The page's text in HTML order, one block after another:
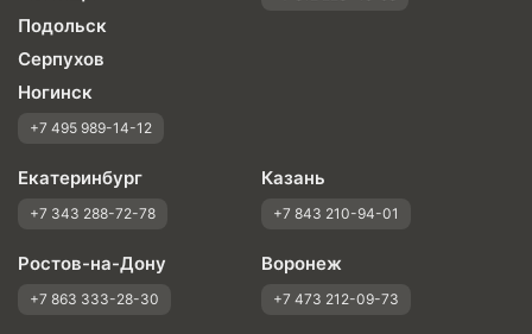
Подольск
Серпухов
Ногинск
+7 495 989-14-12
Екатеринбург
+7 343 288-72-78
Казань
+7 843 210-94-01
Ростов-на-Дону
+7 863 333-28-30
Воронеж
+7 473 212-09-73